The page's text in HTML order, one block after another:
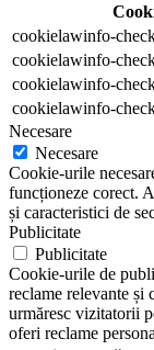
cookielawinfo-
cookielawinfo-
cookielawinfo-
cookielawinfo-
Necesare
Necesare
Cookie-urile
funcționeze corect.
și caracteristici de
Publicitate
Publicitate
Cookie-urile de
reclame relevante și
urmăresc vizitatorii
oferi reclame